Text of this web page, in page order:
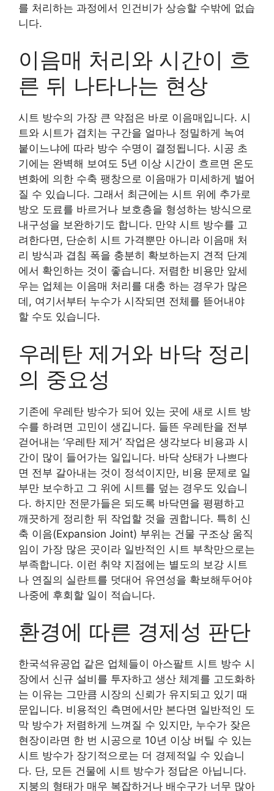
를 처리하는 과정에서 인건비가 상승할 수밖에 없습
니다.
이음매 처리와 시간이 흐
른 뒤 나타나는 현상
시트 방수의 가장 큰 약점은 바로 이음매입니다. 시
트와 시트가 겹치는 구간을 얼마나 정밀하게 녹여
붙이느냐에 따라 방수 수명이 결정됩니다. 시공 초
기에는 완벽해 보여도 5년 이상 시간이 흐르면 온도
변화에 의한 수축 팽창으로 이음매가 미세하게 벌어
질 수 있습니다. 그래서 최근에는 시트 위에 추가로
방오 도료를 바르거나 보호층을 형성하는 방식으로
내구성을 보완하기도 합니다. 만약 시트 방수를 고
려한다면, 단순히 시트 가격뿐만 아니라 이음매 처
리 방식과 겹침 폭을 충분히 확보하는지 견적 단계
에서 확인하는 것이 좋습니다. 저렴한 비용만 앞세
우는 업체는 이음매 처리를 대충 하는 경우가 많은
데, 여기서부터 누수가 시작되면 전체를 뜯어내야
할 수도 있습니다.
우레탄 제거와 바닥 정리
의 중요성
기존에 우레탄 방수가 되어 있는 곳에 새로 시트 방
수를 하려면 고민이 생깁니다. 들뜬 우레탄을 전부
걷어내는 ‘우레탄 제거’ 작업은 생각보다 비용과 시
간이 많이 들어가는 일입니다. 바닥 상태가 나쁘다
면 전부 갈아내는 것이 정석이지만, 비용 문제로 일
부만 보수하고 그 위에 시트를 덮는 경우도 있습니
다. 하지만 전문가들은 되도록 바닥면을 평평하고
깨끗하게 정리한 뒤 작업할 것을 권합니다. 특히 신
축 이음(Expansion Joint) 부위는 건물 구조상 움직
임이 가장 많은 곳이라 일반적인 시트 부착만으로는
부족합니다. 이런 취약 지점에는 별도의 보강 시트
나 연질의 실란트를 덧대어 유연성을 확보해두어야
나중에 후회할 일이 적습니다.
환경에 따른 경제성 판단
한국석유공업 같은 업체들이 아스팔트 시트 방수 시
장에서 신규 설비를 투자하고 생산 체계를 고도화하
는 이유는 그만큼 시장의 신뢰가 유지되고 있기 때
문입니다. 비용적인 측면에서만 본다면 일반적인 도
막 방수가 저렴하게 느껴질 수 있지만, 누수가 잦은
현장이라면 한 번 시공으로 10년 이상 버틸 수 있는
시트 방수가 장기적으로는 더 경제적일 수 있습니
다. 단, 모든 건물에 시트 방수가 정답은 아닙니다.
지붕의 형태가 매우 복잡하거나 배수구가 너무 많아